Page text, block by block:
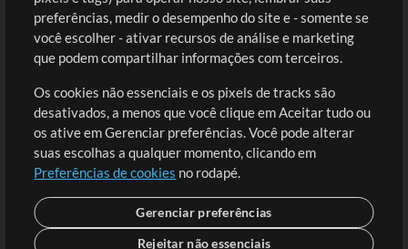
Conteúdo Grátis
Solicite uma Música
Extras
Sessões
Envie seu conteúdo
Playlist
MT Conference
Cadastre-se
Ir ao carrinho
preferências, medir o desempenho do site e - somente se
você escolher - ativar recursos de análise e marketing
que podem compartilhar informações com terceiros.
Os cookies não essenciais e os pixels de tracks são
desativados, a menos que você clique em Aceitar tudo ou
os ative em Gerenciar preferências. Você pode alterar
suas escolhas a qualquer momento, clicando em
Preferências de cookies no rodapé.
Gerenciar preferências
Rejeitar não essenciais